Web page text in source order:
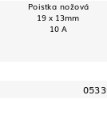
Poistka nožová
19 x 13mm
10 A